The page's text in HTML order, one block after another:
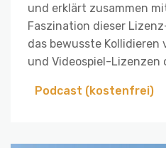
und erklärt zusammen
Faszination dieser
das bewusste Kollidieren
und Videospiel-Lizenzen
Podcast (kostenfrei)